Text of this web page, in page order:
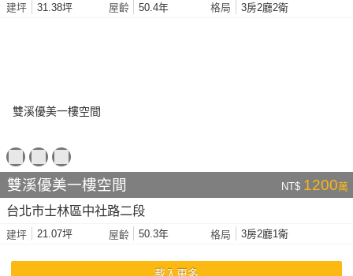
建坪 31.38坪 屋齡 50.4年 格局 3房2廳2衛
雙溪優美一樓空間 NT$ 1200萬
台北市士林區中社路二段
建坪 21.07坪 屋齡 50.3年 格局 3房2廳1衛